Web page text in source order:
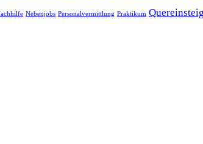
Nebenjobs Personalvermittlung Praktikum